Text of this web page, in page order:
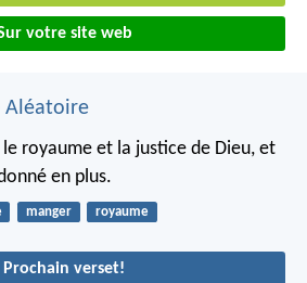
votre site web
Aléatoire
royaume et la justice de Dieu, et
en plus.
manger royaume
Prochain verset!